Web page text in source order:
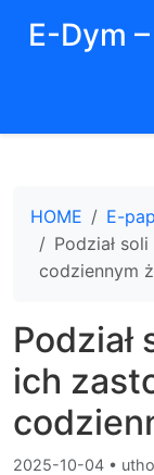
E-Dym
HOME
E-
Podział
codziennym
Podział
ich
2025-10-04 •